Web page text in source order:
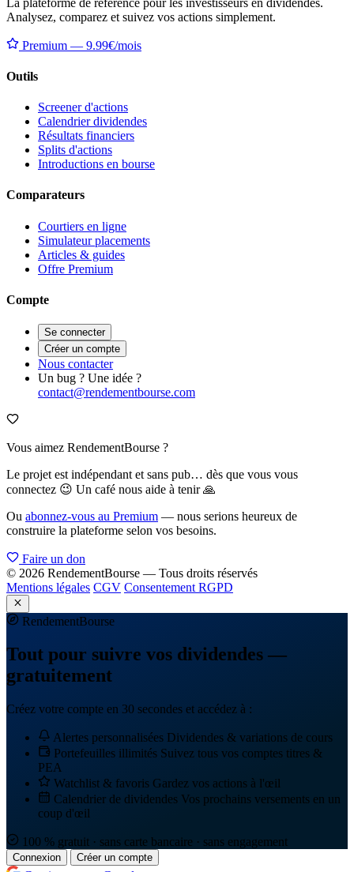
Analysez, comparez et suivez vos actions simplement.
Premium — 9.99€/mois
Outils
Screener d'actions
Calendrier dividendes
Résultats financiers
Splits d'actions
Introductions en bourse
Comparateurs
Courtiers en ligne
Simulateur placements
Articles & guides
Offre Premium
Compte
Se connecter
Créer un compte
Nous contacter
Un bug ? Une idée ?
contact@rendementbourse.com
Vous aimez RendementBourse ?
Le projet est indépendant et sans pub… dès que vous vous
connectez 😉 Un café nous aide à tenir 🙏
Ou abonnez-vous au Premium — nous serions heureux de
construire la plateforme selon vos besoins.
Faire un don
© 2026 RendementBourse — Tous droits réservés
Mentions légales CGV Consentement RGPD
RendementBourse
Tout pour suivre vos dividendes —
gratuitement
Créez votre compte en 30 secondes et accédez à :
Alertes personnalisées Dividendes & variations de cours
Portefeuilles illimités Suivez tous vos comptes titres &
PEA
Watchlist & favoris Gardez vos actions à l'œil
Calendrier de dividendes Vos prochains versements en un
coup d'œil
100 % gratuit · sans carte bancaire · sans engagement
Connexion Créer un compte